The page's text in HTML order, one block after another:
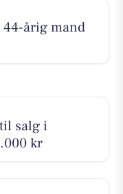
årig mand
salg i
kr